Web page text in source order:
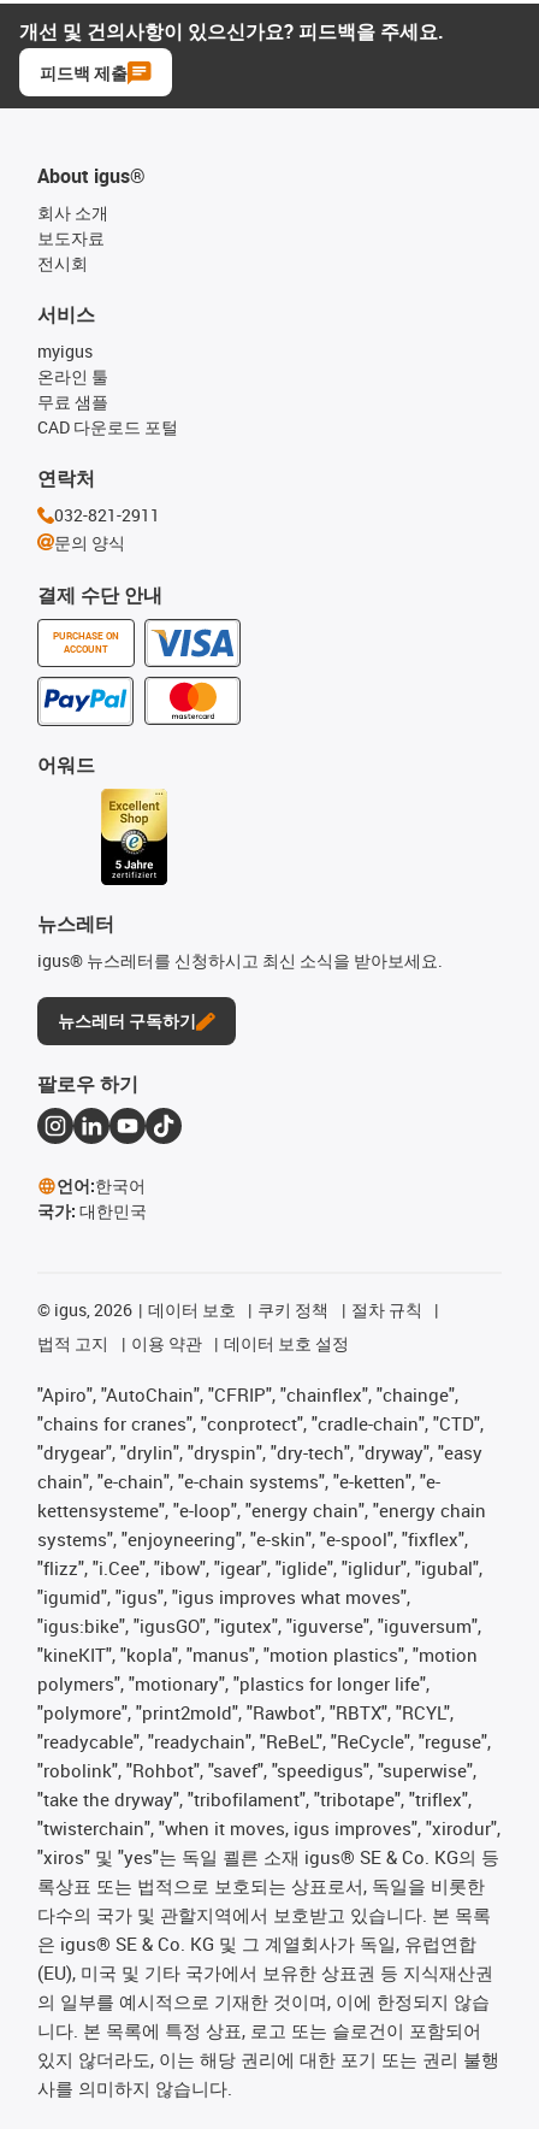
개선 및 건의사항이 있으신가요? 피드백을 주세요.
피드백 제출
About igus®
회사 소개
보도자료
전시회
결제 수단 안내
PURCHASE ON
ACCOUNT
서비스
myigus
온라인 툴
무료 샘플
CAD 다운로드 포털
어워드
뉴스레터
igus® 뉴스레터를 신청하시고 최신 소식을 받아보세요.
뉴스레터 구독하기
연락처
032-821-2911
문의 양식
팔로우 하기
언어:한국어
국가: 대한민국
© igus, 2026 데이터 보호 쿠키 정책
절차 규칙
법적 고지
이용 약관 데이터 보호 설정
"Apiro", "AutoChain", "CFRIP", "chainflex", "chainge",
"chains for cranes", "conprotect", "cradle-chain", "CTD",
"drygear", "drylin", "dryspin", "dry-tech", "dryway", "easy
chain", "e-chain", "e-chain systems", "e-ketten", "e-
kettensysteme", "e-loop", "energy chain", "energy chain
systems", "enjoyneering", "e-skin", "e-spool", "fixflex",
"flizz", "i.Cee", "ibow", "igear", "iglide", "iglidur", "igubal",
"igumid", "igus", "igus improves what moves",
"igus:bike", "igusGO", "igutex", "iguverse", "iguversum",
"kineKIT", "kopla", "manus", "motion plastics", "motion
polymers", "motionary", "plastics for longer life",
"polymore", "print2mold", "Rawbot", "RBTX", "RCYL",
"readycable", "readychain", "ReBeL", "ReCycle", "reguse",
"robolink", "Rohbot", "savef", "speedigus", "superwise",
"take the dryway", "tribofilament", "tribotape", "triflex",
"twisterchain", "when it moves, igus improves", "xirodur",
"xiros" 및 "yes"는 독일 쾰른 소재 igus® SE & Co. KG의 등
록상표 또는 법적으로 보호되는 상표로서, 독일을 비롯한
다수의 국가 및 관할지역에서 보호받고 있습니다. 본 목록
은 igus® SE & Co. KG 및 그 계열회사가 독일, 유럽연합
(EU), 미국 및 기타 국가에서 보유한 상표권 등 지식재산권
의 일부를 예시적으로 기재한 것이며, 이에 한정되지 않습
니다. 본 목록에 특정 상표, 로고 또는 슬로건이 포함되어
있지 않더라도, 이는 해당 권리에 대한 포기 또는 권리 불행
사를 의미하지 않습니다.